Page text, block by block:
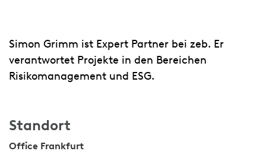
Simon Grimm ist Expert Partner bei zeb. Er
verantwortet Projekte in den Bereichen
Risikomanagement und ESG.
Standort
Office Frankfurt